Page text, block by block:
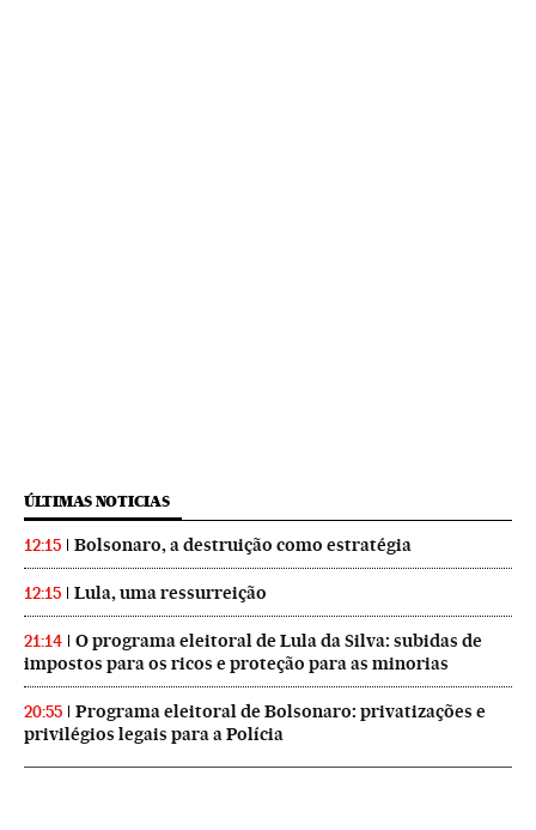
ÚLTIMAS NOTICIAS
12:15 Bolsonaro, a destruição como estratégia
12:15 Lula, uma ressurreição
21:14
O programa eleitoral de Lula da Silva: subidas de
impostos para os ricos e proteção para as minorias
20:55
Programa eleitoral de Bolsonaro: privatizações e
privilégios legais para a Polícia